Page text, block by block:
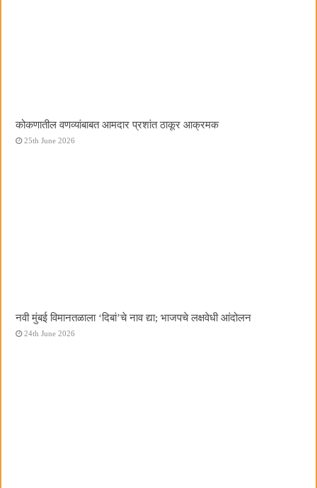
कोकणातील वणव्यांबाबत आमदार प्रशांत ठाकूर आक्रमक
25th June 2026
नवी मुंबई विमानतळाला ‌‘दिबां‌’चे नाव द्या; भाजपचे लक्षवेधी आंदोलन
24th June 2026